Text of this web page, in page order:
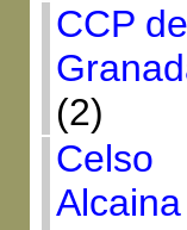
CCP de
(2)
Celso
Alcaina